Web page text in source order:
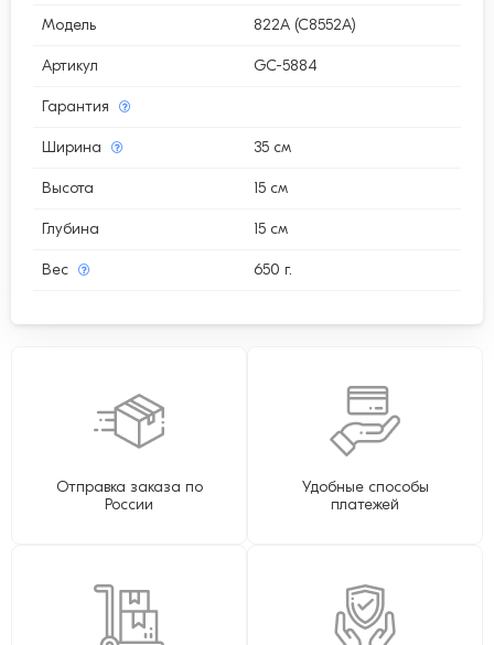
Модель 822A (C8552A)
Артикул GC-5884
Гарантия
Ширина 35 см
Высота 15 см
Глубина 15 см
Вес 650 г.
Отправка заказа по
России
Удобные способы
платежей